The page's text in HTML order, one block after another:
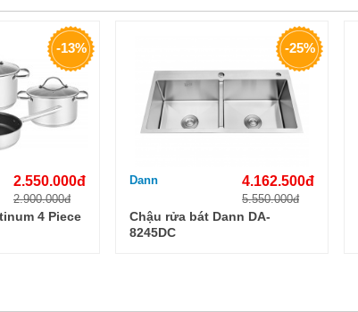
-13%
2.550.000đ
2.900.000đ
4 Piece
-25%
Dann 4.162.500đ
5.550.000đ
Chậu rửa bát Dann DA-
8245DC